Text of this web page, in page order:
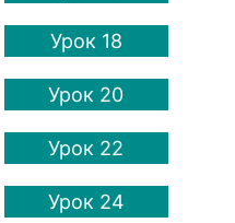
Урок 18
Урок 20
Урок 22
Урок 24